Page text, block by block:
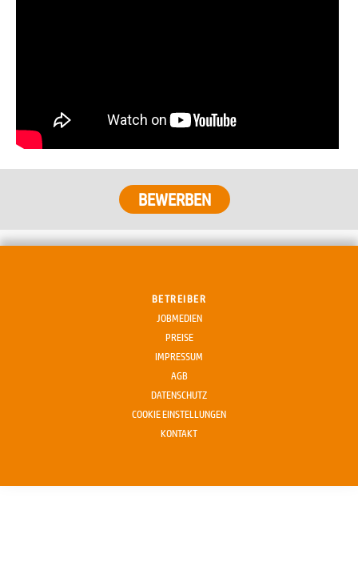
BETREIBER
JOBMEDIEN
PREISE
IMPRESSUM
AGB
DATENSCHUTZ
COOKIE EINSTELLUNGEN
KONTAKT